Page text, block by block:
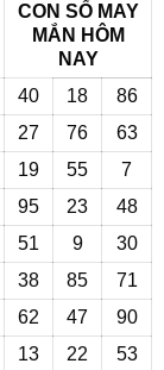
CON SỐ MAY
MẮN HÔM
NAY
40 18
86
27 76 63
19 55
7
95 23 48
51 9
30
38 85 71
62 47
90
13 22 53